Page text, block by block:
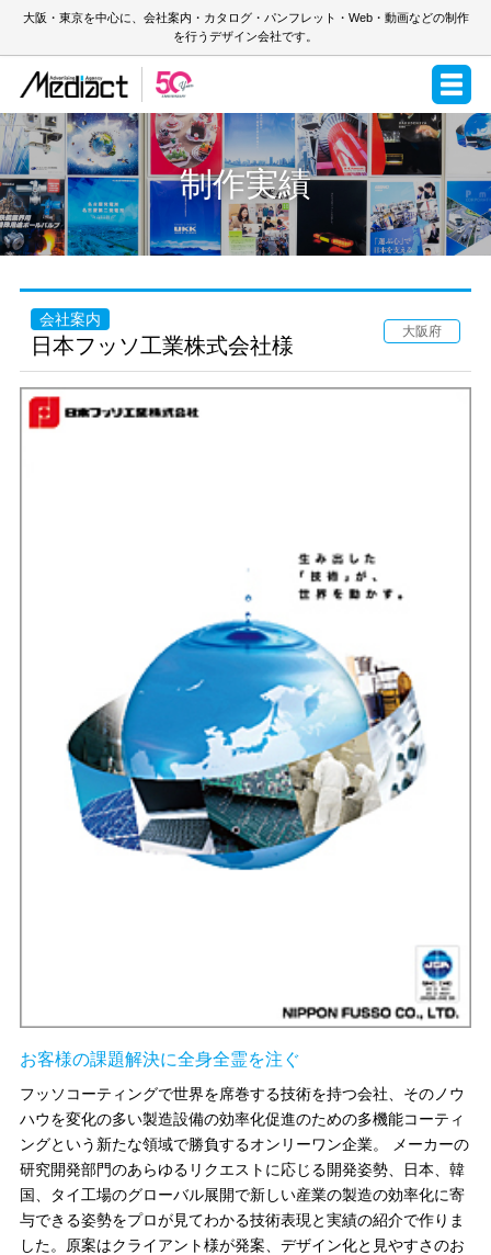
大阪・東京を中心に、会社案内・カタログ・パンフレット・Web・動画などの制作
を行うデザイン会社です。
制作実績
会社案内
日本フッソ工業株式会社様
大阪府
お客様の課題解決に全身全霊を注ぐ
フッソコーティングで世界を席巻する技術を持つ会社、そのノウ
ハウを変化の多い製造設備の効率化促進のための多機能コーティ
ングという新たな領域で勝負するオンリーワン企業。
メーカーの
研究開発部門のあらゆるリクエストに応じる開発姿勢、日本、韓
国、タイ工場のグローバル展開で新しい産業の製造の効率化に寄
与できる姿勢をプロが見てわかる技術表現と実績の紹介で作りま
した。原案はクライアント様が発案、デザイン化と見やすさのお